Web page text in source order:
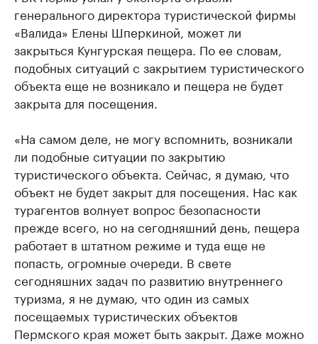
генерального директора туристической фирмы
«Валида» Елены Шперкиной, может ли
закрыться Кунгурская пещера. По ее словам,
подобных ситуаций с закрытием туристического
объекта еще не возникало и пещера не будет
закрыта для посещения.
«На самом деле, не могу вспомнить, возникали
ли подобные ситуации по закрытию
туристического объекта. Сейчас, я думаю, что
объект не будет закрыт для посещения. Нас как
турагентов волнует вопрос безопасности
прежде всего, но на сегодняшний день, пещера
работает в штатном режиме и туда еще не
попасть, огромные очереди. В свете
сегодняшних задач по развитию внутреннего
туризма, я не думаю, что один из самых
посещаемых туристических объектов
Пермского края может быть закрыт. Даже можно